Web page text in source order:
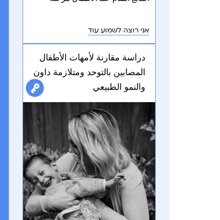
القدم أو ساء الأمر، فمن المهم طلب
التقييم الطبي لاستبعاد الحالات التي
تحتاج إلى العلاج.
אני רוצה לשמוע עוד
دراسة مقارنة لأمهات الأطفال
المصابين بالتوحد ومتلازمة داون
والنمو الطبيعي